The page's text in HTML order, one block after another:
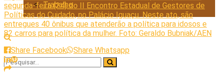
Trabalho
segunda-feira (24) do II Encontro Estadual de Gestores de
Políticas do Cuidado, no Palácio Iguaçu. Neste ato, são
entregues 40 ônibus que atenderão a política para idosos e
82 carros para política da mulher. Foto: Geraldo Bubniak/AEN
Share Facebook
Share Whatsapp